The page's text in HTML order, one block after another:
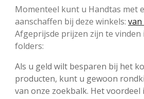
Momenteel kunt u Handtas met
aanschaffen bij deze winkels: van
Afgeprijsde prijzen zijn te vinden
folders:
Als u geld wilt besparen bij het
producten, kunt u gewoon
van onze zoekbalk. Het voordeel